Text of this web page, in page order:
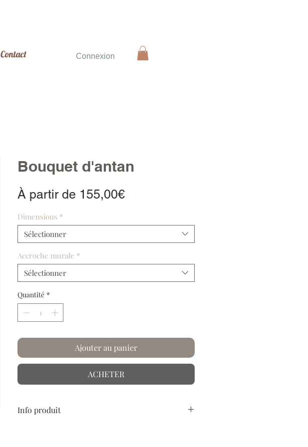
Contact Connexion
Bouquet d'antan
À partir de 155,00€Prix
Dimensions *
Sélectionner
Accroche murale *
Sélectionner
Quantité *
Ajouter au panier
ACHETER
Info produit